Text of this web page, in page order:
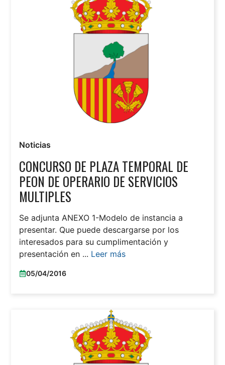
Noticias
CONCURSO DE PLAZA TEMPORAL DE
PEON DE OPERARIO DE SERVICIOS
MULTIPLES
Se adjunta ANEXO 1-Modelo de instancia a
presentar. Que puede descargarse por los
interesados para su cumplimentación y
presentación en ... Leer más
05/04/2016